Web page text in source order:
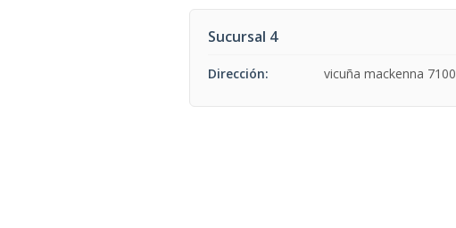
Sucursal 4
Dirección: vicuña mackenna 7100